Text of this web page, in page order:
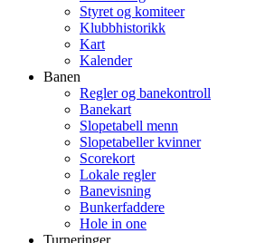
Styret og komiteer
Klubbhistorikk
Kart
Kalender
Banen
Regler og banekontroll
Banekart
Slopetabell menn
Slopetabeller kvinner
Scorekort
Lokale regler
Banevisning
Bunkerfaddere
Hole in one
Turneringer